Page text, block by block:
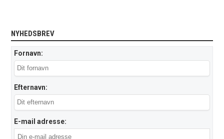
NYHEDSBREV
Fornavn:
Efternavn:
E-mail adresse: